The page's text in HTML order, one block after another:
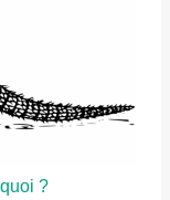
?